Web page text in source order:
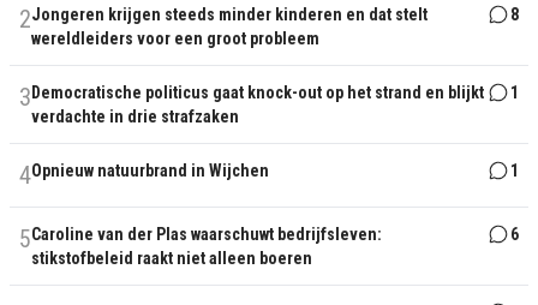
2Jongeren krijgen steeds minder kinderen en dat stelt
wereldleiders voor een groot probleem
8
3 Democratische politicus gaat knock-out op het strand en blijkt
verdachte in drie strafzaken
1
4Opnieuw natuurbrand in Wijchen 1
5Caroline van der Plas waarschuwt bedrijfsleven:
stikstofbeleid raakt niet alleen boeren
6